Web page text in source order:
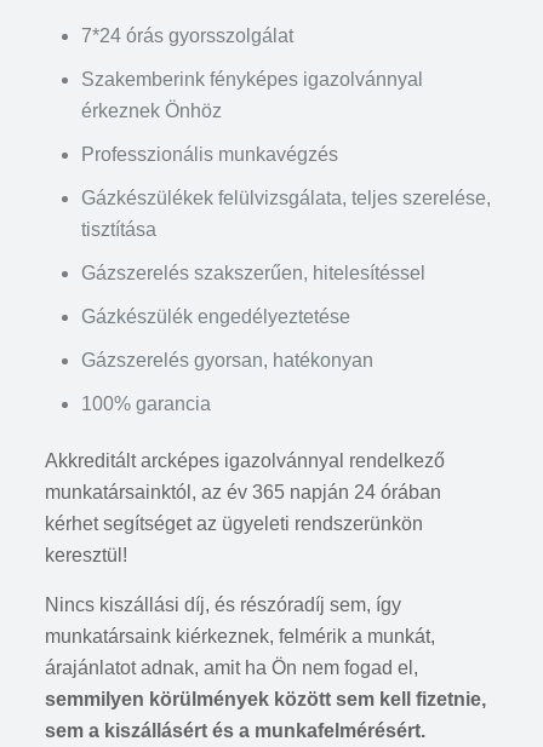
7*24 órás gyorsszolgálat
Szakemberink fényképes igazolvánnyal
érkeznek Önhöz
Professzionális munkavégzés
Gázkészülékek felülvizsgálata, teljes szerelése,
tisztítása
Gázszerelés szakszerűen, hitelesítéssel
Gázkészülék engedélyeztetése
Gázszerelés gyorsan, hatékonyan
100% garancia
Akkreditált arcképes igazolvánnyal rendelkező
munkatársainktól, az év 365 napján 24 órában
kérhet segítséget az ügyeleti rendszerünkön
keresztül!
Nincs kiszállási díj, és részóradíj sem, így
munkatársaink kiérkeznek, felmérik a munkát,
árajánlatot adnak, amit ha Ön nem fogad el,
semmilyen körülmények között sem kell fizetnie,
sem a kiszállásért és a munkafelmérésért.